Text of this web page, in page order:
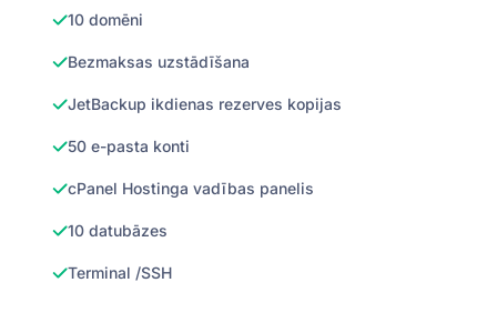
10 domēni
Bezmaksas uzstādīšana
JetBackup ikdienas rezerves kopijas
50 e-pasta konti
cPanel Hostinga vadības panelis
10 datubāzes
Terminal /SSH